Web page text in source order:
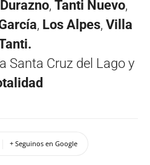
Durazno, Tanti Nuevo,
, Los Alpes, Villa
Santa Cruz del Lago y
+ Seguinos en Google